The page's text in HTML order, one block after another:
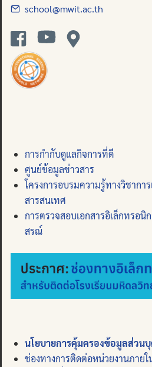
school@mwit.ac.th
การกำกับดูแลกิจการที่ดี
ศูนย์ข้อมูลข่าวสาร
โครงการอบรมความรู้ทางวิชากา
สารสนเทศ
การตรวจสอบเอกสารอิเล็กทรอนิ
สรณ์
นโยบายการคุ้มครองข้อมูลส่วน
ช่องทางการติดต่อหน่วยงานภายใ